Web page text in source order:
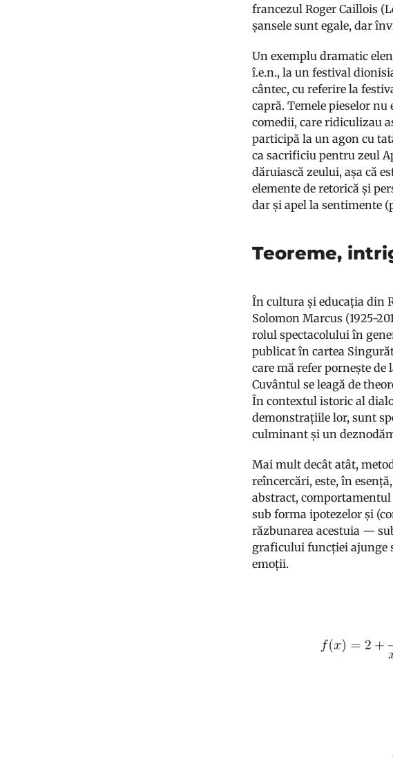
francezul Roger Caillois
șansele sunt egale, dar
Un exemplu dramatic
î.e.n., la un festival
cântec, cu referire la
capră. Temele pieselor
comedii, care ridiculizau
participă la un agon cu
ca sacrificiu pentru zeul
dăruiască zeului, așa că
elemente de retorică și
dar și apel la sentimente
Teoreme,
În cultura și educația din
Solomon Marcus (1925-
rolul spectacolului în
publicat în cartea
care mă refer pornește
Cuvântul se leagă de
În contextul istoric al
demonstrațiile lor, sunt
culminant și un
Mai mult decât atât,
reîncercări, este, în
abstract,
sub forma ipotezelor și
răzbunarea acestuia —
graficului funcției ajunge
emoții.